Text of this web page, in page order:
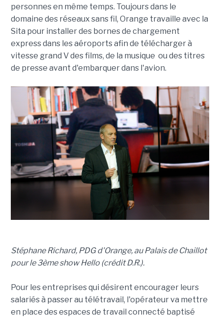
personnes en même temps. Toujours dans le
domaine des réseaux sans fil, Orange travaille avec la
Sita pour installer des bornes de chargement
express dans les aéroports afin de télécharger à
vitesse grand V des films, de la musique ou des titres
de presse avant d'embarquer dans l'avion.
Stéphane Richard, PDG d'Orange, au Palais de Chaillot
pour le 3ème show Hello (crédit D.R.).
Pour les entreprises qui désirent encourager leurs
salariés à passer au télétravail, l'opérateur va mettre
en place des espaces de travail connecté baptisé